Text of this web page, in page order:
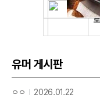
유머 게시판
ㅇㅇ 2026.01.22